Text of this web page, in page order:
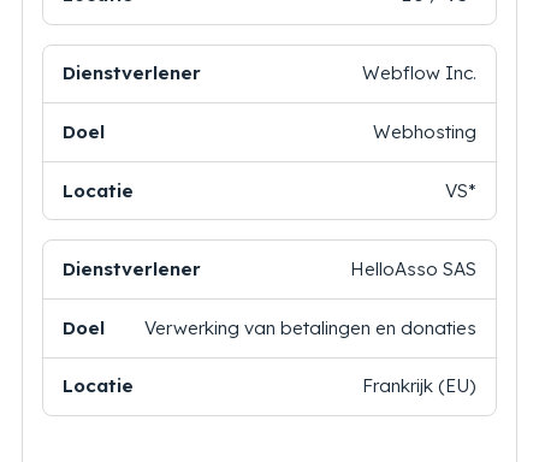
Webflow Inc.
Webhosting
VS*
HelloAsso SAS
Verwerking van betalingen en donaties
Frankrijk (EU)